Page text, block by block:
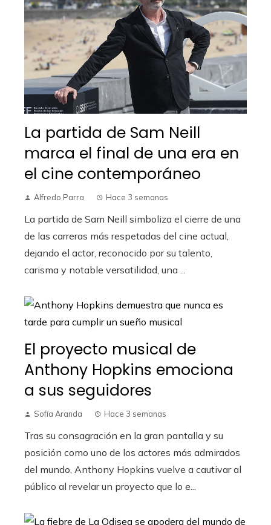
La partida de Sam Neill
marca el final de una era en
el cine contemporáneo
Alfredo Parra Hace 3 semanas
La partida de Sam Neill simboliza el cierre de una
de las carreras más respetadas del cine actual,
dejando el actor, reconocido por su talento,
carisma y notable versatilidad, una ...
El proyecto musical de
Anthony Hopkins emociona
a sus seguidores
Sofía Aranda Hace 3 semanas
Tras su consagración en la gran pantalla y su
posición como uno de los actores más admirados
del mundo, Anthony Hopkins vuelve a cautivar al
público al revelar un proyecto que lo e...